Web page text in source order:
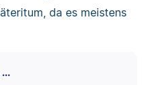
da es meistens